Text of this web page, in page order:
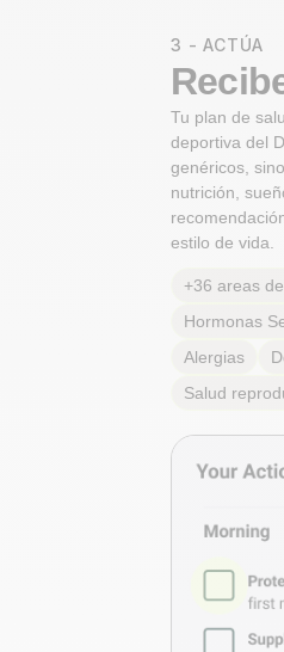
3 - ACTÚA
Tu plan de
deportiva del
genéricos,
nutrición,
estilo de vida.
+36 areas
Hormonas
Alergias
Salud